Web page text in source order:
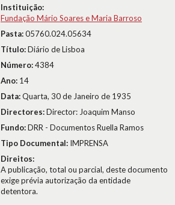
Instituição:
Fundação Mário Soares e Maria Barroso
Pasta:05760.024.05634
Título:Diário de Lisboa
Número:4384
Ano: 14
Data:Quarta, 30 de Janeiro de 1935
Directores:Director: Joaquim Manso
Fundo:DRR - Documentos Ruella Ramos
Tipo Documental: IMPRENSA
Direitos:
A publicação, total ou parcial, deste documento
exige prévia autorização da entidade
detentora.